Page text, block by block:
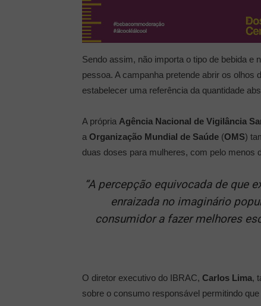
Sendo assim, não importa o tipo de bebida e
pessoa. A campanha pretende abrir os
estabelecer uma referência da quantidade
A própria Agência Nacional de Vigilância
a Organização Mundial de Saúde (OMS)
duas doses para mulheres, com pelo menos
“A percepção equivocada de que
enraizada no imaginário
consumidor a fazer melhores
O diretor executivo do IBRAC, Carlos Lima,
sobre o consumo responsável permitindo